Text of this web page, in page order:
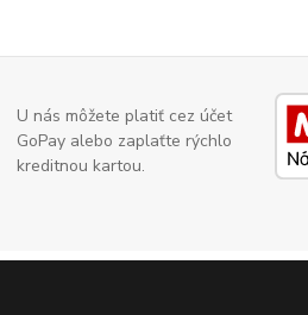
U nás môžete platiť cez účet
GoPay alebo zaplaťte rýchlo
kreditnou kartou.